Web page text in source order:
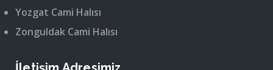
Yozgat Cami Halısı
Zonguldak Cami Halısı